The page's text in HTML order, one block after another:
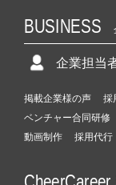
BUSINESS
企業担当
掲載企業様の声 採
ベンチャー合同研修
動画制作
採用代行